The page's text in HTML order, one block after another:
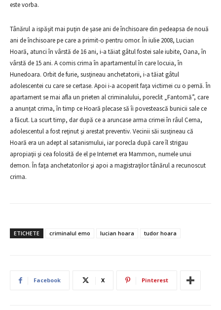
este vorba.
Tânărul a ispăşit mai puţin de şase ani de închisoare din pedeapsa de nouă
ani de închisoare pe care a primit-o pentru omor. În iulie 2008, Lucian
Hoară, atunci în vârstă de 16 ani, i-a tăiat gâtul fostei sale iubite, Oana, în
vârstă de 15 ani. A comis crima în apartamentul în care locuia, în
Hunedoara. Orbit de furie, susţineau anchetatorii, i-a tăiat gâtul
adolescentei cu care se certase. Apoi i-a acoperit faţa victimei cu o pernă. În
apartament se mai afla un prieten al criminalului, poreclit „Fantomă”, care
a anunţat crima, în timp ce Hoară plecase să îi povestească bunicii sale ce
a făcut. La scurt timp, dar după ce a aruncase arma crimei în râul Cerna,
adolescentul a fost reţinut şi arestat preventiv. Vecinii săi susţineau că
Hoară era un adept al satanismului, iar porecla după care îl strigau
apropiaţii şi cea folosită de el pe Internet era Mammon, numele unui
demon. În faţa anchetatorilor şi apoi a magistraţilor tânărul a recunoscut
crima.
ETICHETE criminalul emo lucian hoara tudor hoara
Facebook X Pinterest